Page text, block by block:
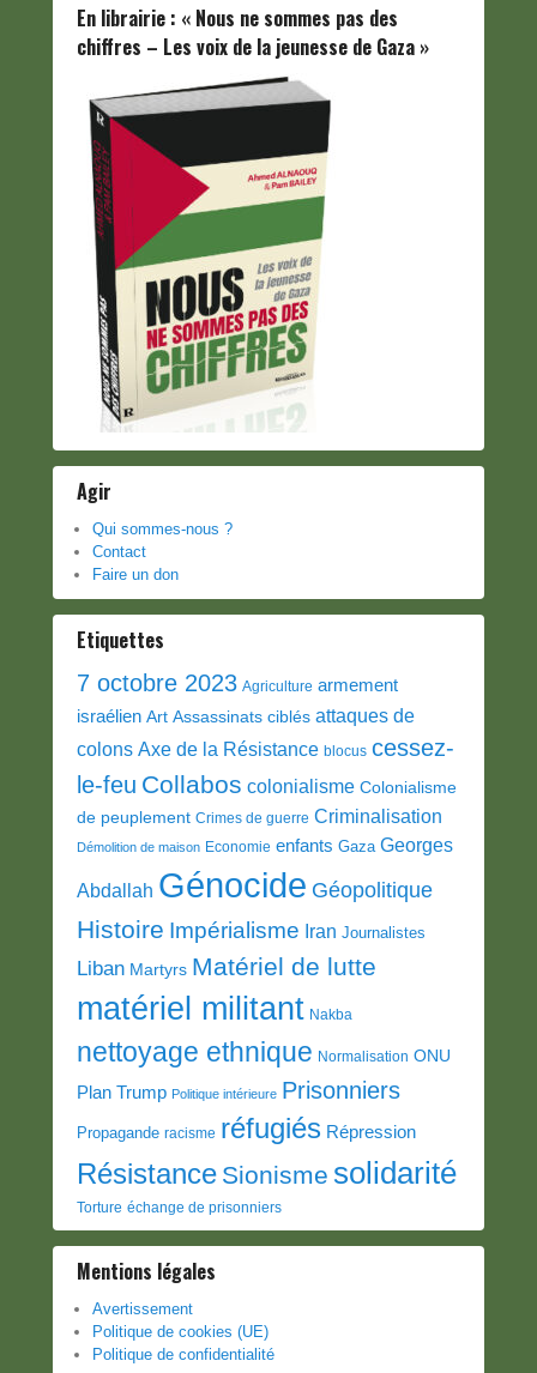
En librairie : « Nous ne sommes pas des
chiffres – Les voix de la jeunesse de Gaza »
Agir
Qui sommes-nous ?
Contact
Faire un don
Etiquettes
7 octobre 2023 Agriculture armement
israélien Art Assassinats ciblés attaques de
colons Axe de la Résistance blocus cessez-
le-feu Collabos colonialisme Colonialisme
de peuplement Crimes de guerre Criminalisation
Démolition de maison Economie enfants Gaza Georges
Abdallah Génocide Géopolitique
Histoire Impérialisme Iran Journalistes
Liban Martyrs Matériel de lutte
matériel militant Nakba
nettoyage ethnique Normalisation ONU
Plan Trump Politique intérieure Prisonniers
Propagande racisme réfugiés Répression
Résistance Sionisme solidarité
Torture échange de prisonniers
Mentions légales
Avertissement
Politique de cookies (UE)
Politique de confidentialité